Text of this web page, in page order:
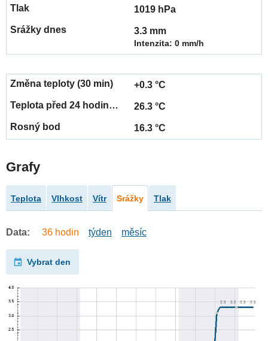
1019 hPa
3.3 mm
Intenzita: 0 mm/h
+0.3 °C
26.3 °C
16.3 °C
Grafy
Teplota Vlhkost Vítr Srážky Tlak
Data: 36 hodin týden měsíc
Vybrat den